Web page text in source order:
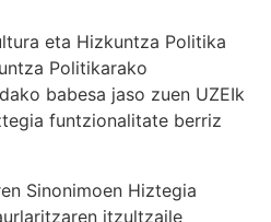
eta Hizkuntza Politika
Politikarako
babesa jaso zuen UZEIk
funtzionalitate berriz
Sinonimoen Hiztegia
itzultzaile